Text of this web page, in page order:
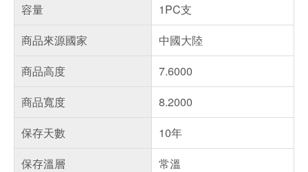
容量
1PC支
商品來源國家
中國大陸
商品高度
7.6000
商品寬度
8.2000
保存天數
10年
保存溫層
常溫